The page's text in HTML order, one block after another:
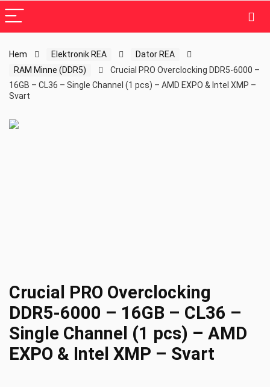
Hem Elektronik REA
Dator REA
RAM Minne (DDR5)
Crucial PRO Overclocking DDR5-6000 –
16GB – CL36 – Single Channel (1 pcs) – AMD EXPO & Intel XMP –
Svart
Crucial PRO Overclocking
DDR5-6000 – 16GB – CL36 –
Single Channel (1 pcs) – AMD
EXPO & Intel XMP – Svart